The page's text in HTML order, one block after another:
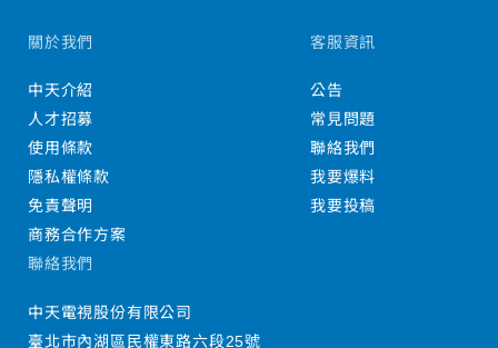
關於我們
中天介紹
人才招募
使用條款
隱私權條款
免責聲明
商務合作方案
客服資訊
公告
常見問題
聯絡我們
我要爆料
我要投稿
聯絡我們
中天電視股份有限公司
臺北市內湖區民權東路六段25號